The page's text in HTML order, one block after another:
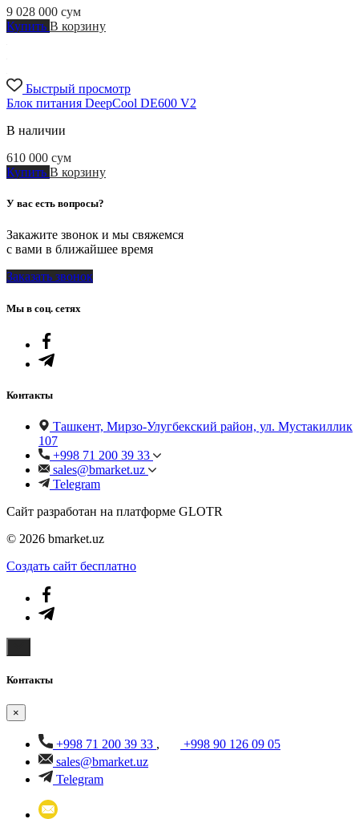
9 028 000 сум
Купить В корзину
Быстрый просмотр
Блок питания DeepСool DE600 V2
В наличии
610 000 сум
Купить В корзину
У вас есть вопросы?
Закажите звонок и мы свяжемся
с вами в ближайшее время
Заказать звонок
Мы в соц. сетях
Контакты
Ташкент, Мирзо-Улугбекский район, ул. Мустакиллик
107
+998 71 200 39 33
sales@bmarket.uz
Telegram
Сайт разработан на платформе GLOTR
© 2026 bmarket.uz
Создать cайт бесплатно
Контакты
×
+998 71 200 39 33 ,
+998 90 126 09 05
sales@bmarket.uz
Telegram